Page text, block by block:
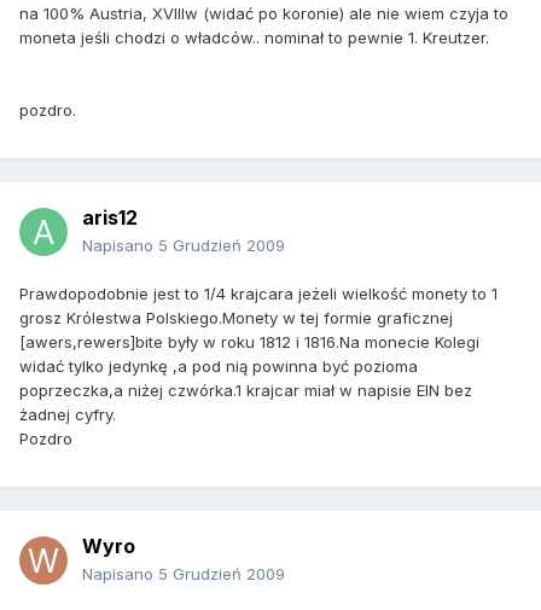
na 100% Austria, XVIIIw (widać po koronie) ale nie wiem czyja to
moneta jeśli chodzi o władców.. nominał to pewnie 1. Kreutzer.
pozdro.
aris12
Napisano 5 Grudzień 2009
Prawdopodobnie jest to 1/4 krajcara jeżeli wielkość monety to 1
grosz Królestwa Polskiego.Monety w tej formie graficznej
[awers,rewers]bite były w roku 1812 i 1816.Na monecie Kolegi
widać tylko jedynkę ,a pod nią powinna być pozioma
poprzeczka,a niżej czwórka.1 krajcar miał w napisie EIN bez
żadnej cyfry.
Pozdro
Wyro
Napisano 5 Grudzień 2009